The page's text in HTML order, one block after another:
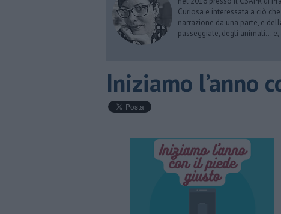
Curiosa e interessata a ciò
narrazione da una parte, e
passeggiate, degli animali…
​Iniziamo l’anno